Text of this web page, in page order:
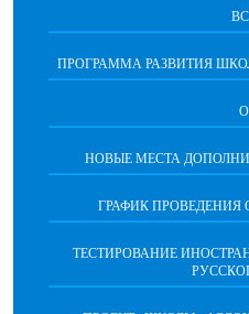
ПРОГРАММА РАЗВИТИЯ
НОВЫЕ МЕСТА
ГРАФИК
ТЕСТИРОВАНИЕ